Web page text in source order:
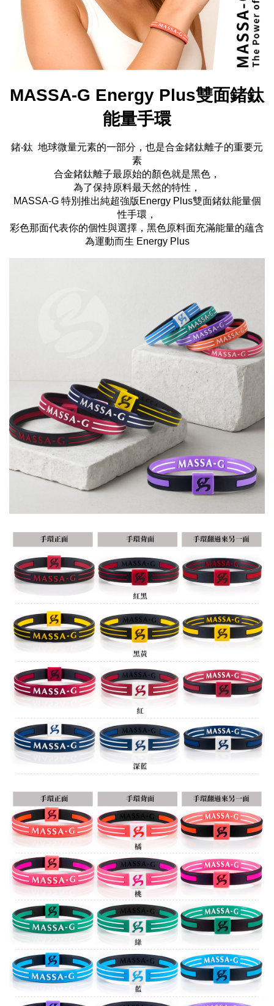
MASSA-G Energy Plus雙面鍺鈦
能量手環
鍺‧鈦 地球微量元素的一部分，也是合金鍺鈦離子的重要元
素
合金鍺鈦離子最原始的顏色就是黑色，
為了保持原料最天然的特性，
MASSA-G 特別推出純超強版Energy Plus雙面鍺鈦能量個
性手環，
彩色那面代表你的個性與選擇，黑色原料面充滿能量的蘊含
為運動而生 Energy Plus